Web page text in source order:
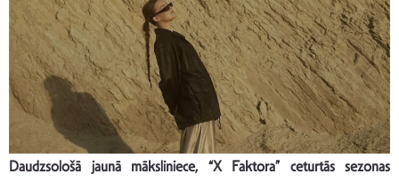
Daudzsološā jaunā māksliniece, “X Faktora” ceturtās sezonas